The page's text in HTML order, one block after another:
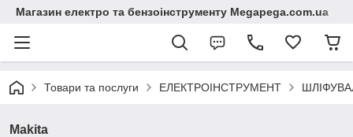
Магазин електро та бензоінструменту Megapega.com.ua
Товари та послуги ЕЛЕКТРОІНСТРУМЕНТ
Makita